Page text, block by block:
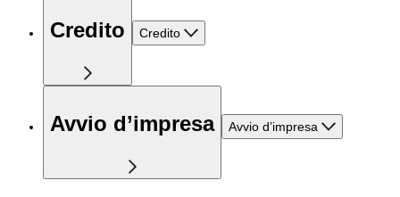
Credito Credito
Avvio d’impresa Avvio d’impresa